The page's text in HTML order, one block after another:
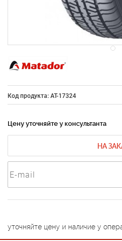
Код продукта: AT-17324
Цену уточняйте у консультанта
НА
уточняйте цену и наличие у